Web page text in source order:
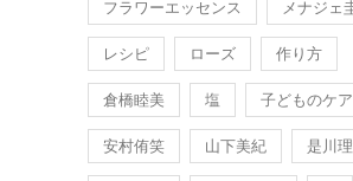
フラワーエッセンス メナジェ
レシピ ローズ 作り方
倉橋睦美 塩 子どものケア
安村侑笑 山下美紀 是川